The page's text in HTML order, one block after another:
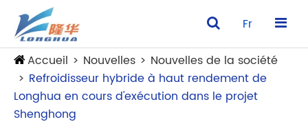
Fr
Accueil Nouvelles
Nouvelles de la société
Refroidisseur hybride à haut rendement de
Longhua en cours d'exécution dans le projet
Shenghong